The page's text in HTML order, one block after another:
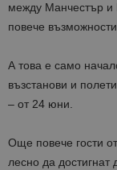
между Манчестър и
повече
А това е само
възстанови и
– от 24 юни.
Още повече гости
лесно да